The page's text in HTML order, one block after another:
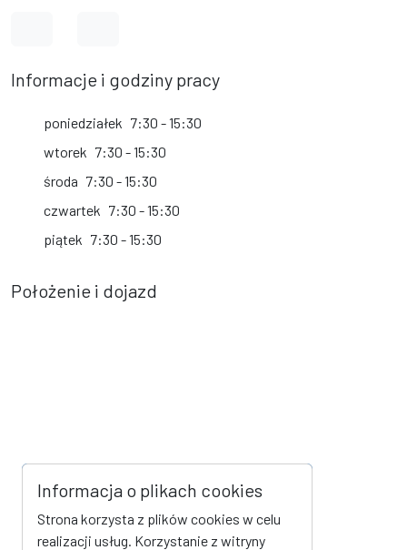
Informacje i godziny pracy
poniedziałek 7:30 - 15:30
wtorek 7:30 - 15:30
środa 7:30 - 15:30
czwartek 7:30 - 15:30
piątek 7:30 - 15:30
Położenie i dojazd
Informacja o plikach cookies
Strona korzysta z plików cookies w celu
realizacji usług. Korzystanie z witryny